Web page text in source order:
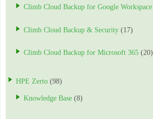
Climb Cloud Backup for Google Workspace
Climb Cloud Backup & Security (17)
Climb Cloud Backup for Microsoft 365 (20)
HPE Zerto (98)
Knowledge Base (8)